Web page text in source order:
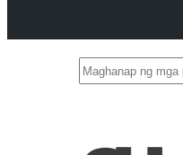
Maghanap
plugin